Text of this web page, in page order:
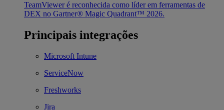
TeamViewer é reconhecida como líder em ferramentas de
DEX no Gartner® Magic Quadrant™ 2026.
Principais integrações
Microsoft Intune
ServiceNow
Freshworks
Jira